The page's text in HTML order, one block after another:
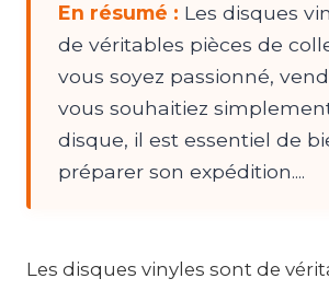
En résumé : Les disques
de véritables pièces de
vous soyez passionné,
vous souhaitiez
disque, il est essentiel de
préparer son expédition....
Les disques vinyles sont de